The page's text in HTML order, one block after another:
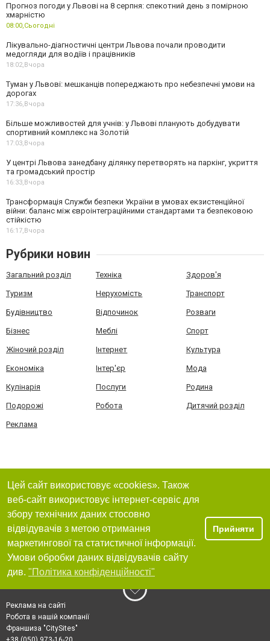
Прогноз погоди у Львові на 8 серпня: спекотний день з помірною
хмарністю
08:00,Сьогодні
Лікувально-діагностичні центри Львова почали проводити
медогляди для водіїв і працівників
18:02,Вчора
Туман у Львові: мешканців попереджають про небезпечні умови на
дорогах
17:36,Вчора
Більше можливостей для учнів: у Львові планують добудувати
спортивний комплекс на Золотій
17:03,Вчора
У центрі Львова занедбану ділянку перетворять на паркінг, укриття
та громадський простір
16:33,Вчора
Трансформація Служби безпеки України в умовах екзистенційної
війни: баланс між євроінтеграційними стандартами та безпековою
стійкістю
16:17,Вчора
Рубрики новин
Загальний розділ Техніка Здоров'я
Туризм Нерухомість Транспорт
Будівництво Відпочинок Розваги
Бізнес Меблі Спорт
Жіночий розділ Інтернет Культура
Економіка Інтер'єр Мода
Кулінарія Послуги Родина
Подорожі Робота Дитячий розділ
Реклама
Цей сайт використовує «cookies». Також
веб-сайт використовує інтернет-сервіс для
збору технічних даних стосовно
відвідувачів з метою отримання
маркетингової та статистичної інформації.
Умови обробки даних відвідувачів сайту
див. "Політика конфіденційності"
Прийняти
Реклама на сайті
Робота в нашій компанії
Франшиза "CitySites"